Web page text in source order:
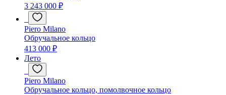
3 243 000 ₽
Piero Milano
Обручальное кольцо
413 000 ₽
Лето
Piero Milano
Обручальное кольцо, помолвочное кольцо